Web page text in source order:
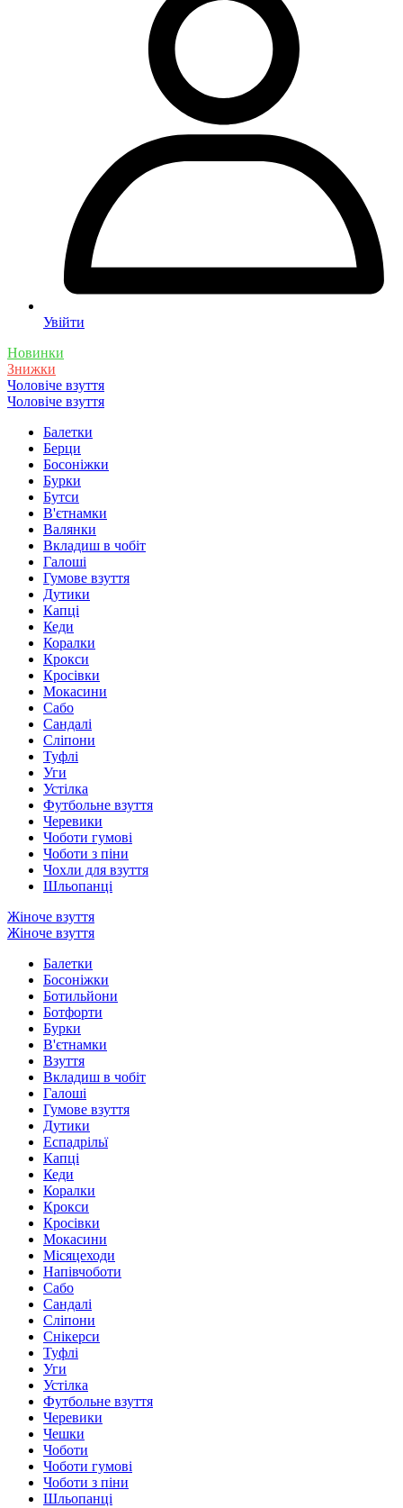
Увійти
Новинки
Знижки
Чоловіче взуття
Чоловіче взуття
Балетки
Берци
Босоніжки
Бурки
Бутси
В'єтнамки
Валянки
Вкладиш в чобіт
Галоші
Гумове взуття
Дутики
Капці
Кеди
Коралки
Крокси
Кросівки
Мокасини
Сабо
Сандалі
Сліпони
Туфлі
Уги
Устілка
Футбольне взуття
Черевики
Чоботи гумові
Чоботи з піни
Чохли для взуття
Шльопанці
Жіноче взуття
Жіноче взуття
Балетки
Босоніжки
Ботильйони
Ботфорти
Бурки
В'єтнамки
Взуття
Вкладиш в чобіт
Галоші
Гумове взуття
Дутики
Еспадрільї
Капці
Кеди
Коралки
Крокси
Кросівки
Мокасини
Місяцеходи
Напівчоботи
Сабо
Сандалі
Сліпони
Снікерси
Туфлі
Уги
Устілка
Футбольне взуття
Черевики
Чешки
Чоботи
Чоботи гумові
Чоботи з піни
Шльопанці